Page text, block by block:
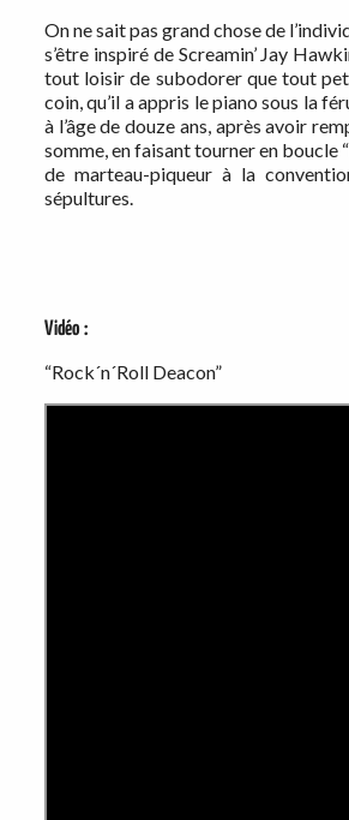
On ne sait pas grand chose de
s’être inspiré de Screamin’ Jay
tout loisir de subodorer que tout
coin, qu’il a appris le piano sous la
à l’âge de douze ans, après avoir
somme, en faisant tourner en boucle
de marteau-piqueur à la
sépultures.
Vidéo :
“Rock´n´Roll Deacon”